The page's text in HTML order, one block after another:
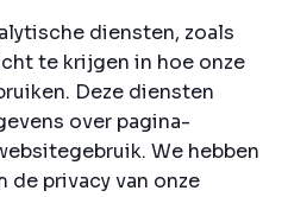
diensten, zoals
te krijgen in hoe onze
Deze diensten
over pagina-
We hebben
de privacy van onze